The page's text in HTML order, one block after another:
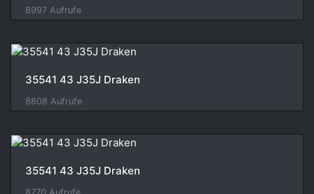
8997 Aufrufe
35541 43 J35J Draken
8808 Aufrufe
35541 43 J35J Draken